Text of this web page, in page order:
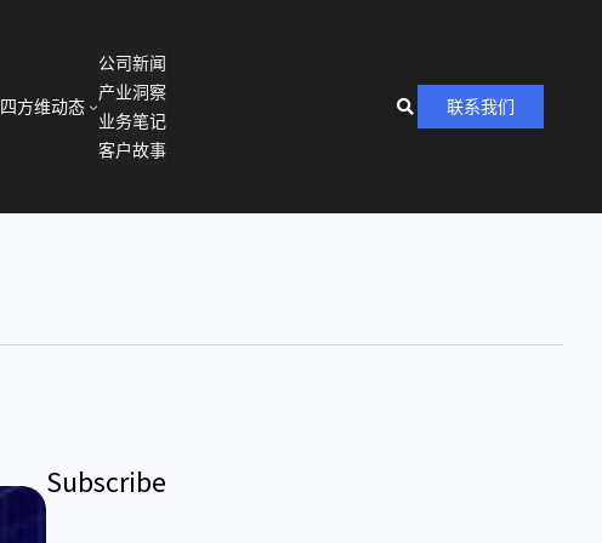
四方维动态
公司新闻
产业洞察
业务笔记
客户故事
联系我们
Subscribe